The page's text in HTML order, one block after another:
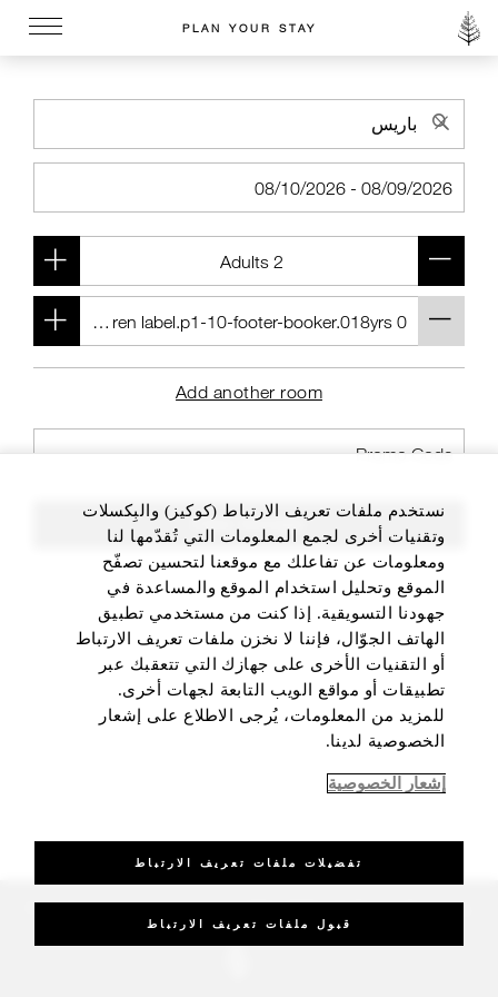
PLAN YOUR STAY
Add another room
FIND ROOMS
نستخدم ملفات تعريف الارتباط (كوكيز) والبِكسلات
وتقنيات أخرى لجمع المعلومات التي تُقدّمها لنا
ومعلومات عن تفاعلك مع موقعنا لتحسين تصفّح
الموقع وتحليل استخدام الموقع والمساعدة في
جهودنا التسويقية. إذا كنت من مستخدمي تطبيق
الهاتف الجوّال، فإننا لا نخزن ملفات تعريف الارتباط
أو التقنيات الأخرى على جهازك التي تتعقبك عبر
تطبيقات أو مواقع الويب التابعة لجهات أخرى.
للمزيد من المعلومات، يُرجى الاطلاع على إشعار
الخصوصية لدينا.
إشعار الخصوصية
تفضيلات ملفات تعريف الارتباط
قبول ملفات تعريف الارتباط